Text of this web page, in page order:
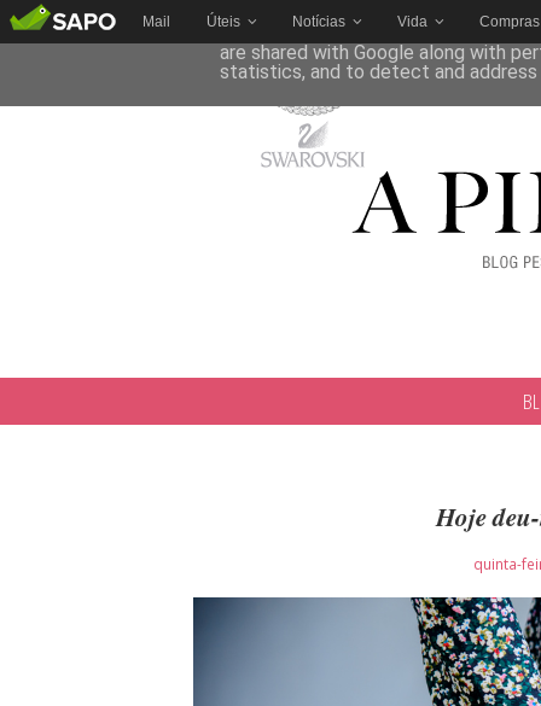
Mail Úteis Notícias Vida Compras
Hoje
quinta-
This site uses cookies from Google
are shared with Google along with
statistics, and to detect and address